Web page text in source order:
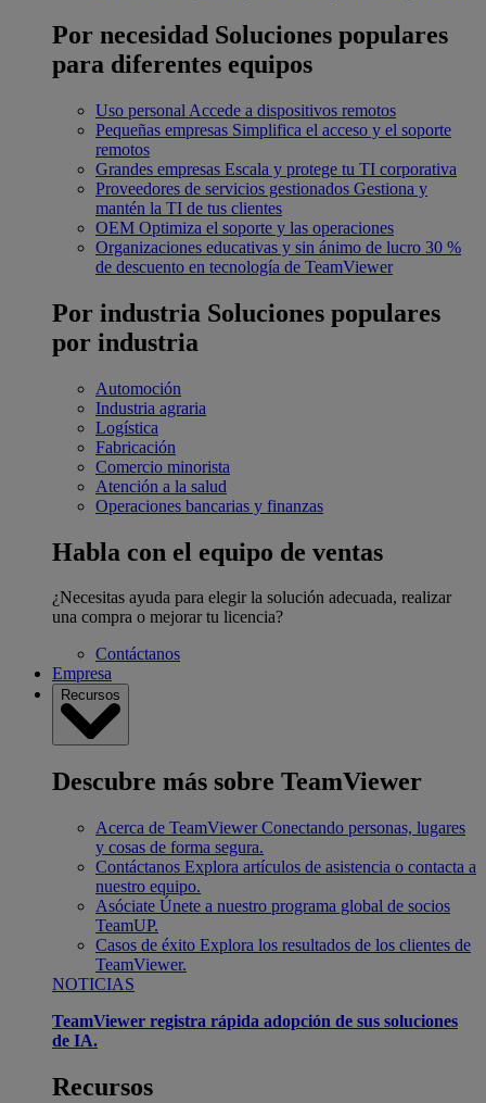
Por necesidad Soluciones populares
para diferentes equipos
Uso personal Accede a dispositivos remotos
Pequeñas empresas Simplifica el acceso y el soporte
remotos
Grandes empresas Escala y protege tu TI corporativa
Proveedores de servicios gestionados Gestiona y
mantén la TI de tus clientes
OEM Optimiza el soporte y las operaciones
Organizaciones educativas y sin ánimo de lucro 30 %
de descuento en tecnología de TeamViewer
Por industria Soluciones populares
por industria
Automoción
Industria agraria
Logística
Fabricación
Comercio minorista
Atención a la salud
Operaciones bancarias y finanzas
Habla con el equipo de ventas
¿Necesitas ayuda para elegir la solución adecuada, realizar
una compra o mejorar tu licencia?
Contáctanos
Empresa
Recursos
Descubre más sobre TeamViewer
Acerca de TeamViewer Conectando personas, lugares
y cosas de forma segura.
Contáctanos Explora artículos de asistencia o contacta a
nuestro equipo.
Asóciate Únete a nuestro programa global de socios
TeamUP.
Casos de éxito Explora los resultados de los clientes de
TeamViewer.
NOTICIAS
TeamViewer registra rápida adopción de sus soluciones
de IA.
Recursos